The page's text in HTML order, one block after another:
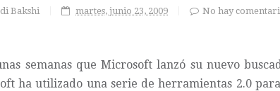
Bakshi martes, junio 23, 2009 No hay
semanas que Microsoft lanzó su nuevo
ha utilizado una serie de herramientas 2.0